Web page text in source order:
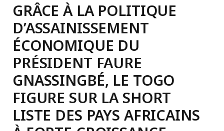
GRÂCE À LA POLITIQUE
D’ASSAINISSEMENT
ÉCONOMIQUE DU
PRÉSIDENT FAURE
GNASSINGBÉ, LE TOGO
FIGURE SUR LA SHORT
LISTE DES PAYS AFRICAINS